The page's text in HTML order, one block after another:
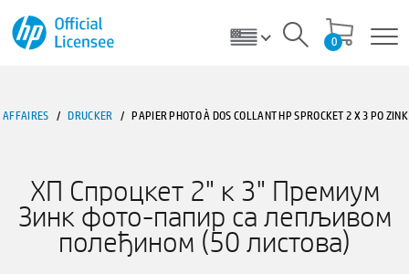
0
AFFAIRES / DRUCKER / PAPIER PHOTO À DOS COLLANT HP SPROCKET 2 X 3 PO
ХП Спроцкет 2" к 3" Премиум
Зинк фото-папир са лепљивом
полеђином (50 листова)